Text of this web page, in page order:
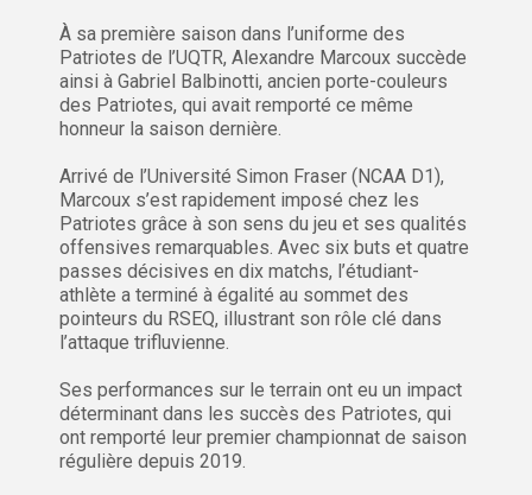
À sa première saison dans l’uniforme des
Patriotes de l’UQTR, Alexandre Marcoux succède
ainsi à Gabriel Balbinotti, ancien porte-couleurs
des Patriotes, qui avait remporté ce même
honneur la saison dernière.
Arrivé de l’Université Simon Fraser (NCAA D1),
Marcoux s’est rapidement imposé chez les
Patriotes grâce à son sens du jeu et ses qualités
offensives remarquables. Avec six buts et quatre
passes décisives en dix matchs, l’étudiant-
athlète a terminé à égalité au sommet des
pointeurs du RSEQ, illustrant son rôle clé dans
l’attaque trifluvienne.
Ses performances sur le terrain ont eu un impact
déterminant dans les succès des Patriotes, qui
ont remporté leur premier championnat de saison
régulière depuis 2019.